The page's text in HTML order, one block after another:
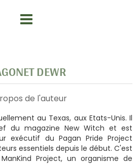
DEWR
de l'auteur
au Texas, aux Etats-Unis. Il
du magazine New Witch et est
exécutif du Pagan Pride Project
essentiels depuis le début. C'est
Project, un organisme de